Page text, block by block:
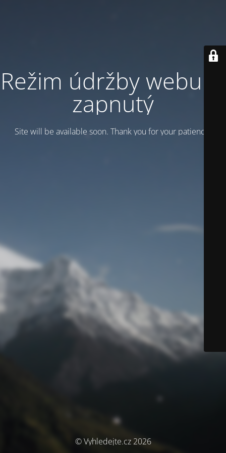
Režim údržby webu je
zapnutý
Site will be available soon. Thank you for your patience!
© Vyhledejte.cz 2026